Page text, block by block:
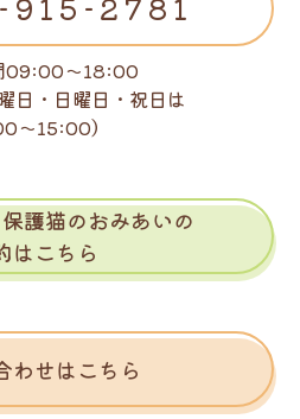
09:00～18:00
日・日曜日・祝日は
～15:00）
護猫のおみあいの
はこちら
わせはこちら